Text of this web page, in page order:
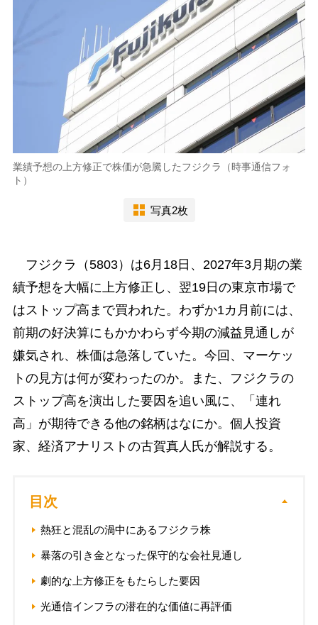
業績予想の上方修正で株価が急騰したフジクラ（時事通信フォ
ト）
写真2枚
フジクラ（5803）は6月18日、2027年3月期の業
績予想を大幅に上方修正し、翌19日の東京市場で
はストップ高まで買われた。わずか1カ月前には、
前期の好決算にもかかわらず今期の減益見通しが
嫌気され、株価は急落していた。今回、マーケッ
トの見方は何が変わったのか。また、フジクラの
ストップ高を演出した要因を追い風に、「連れ
高」が期待できる他の銘柄はなにか。個人投資
家、経済アナリストの古賀真人氏が解説する。
目次
熱狂と混乱の渦中にあるフジクラ株
暴落の引き金となった保守的な会社見通し
劇的な上方修正をもたらした要因
光通信インフラの潜在的な価値に再評価